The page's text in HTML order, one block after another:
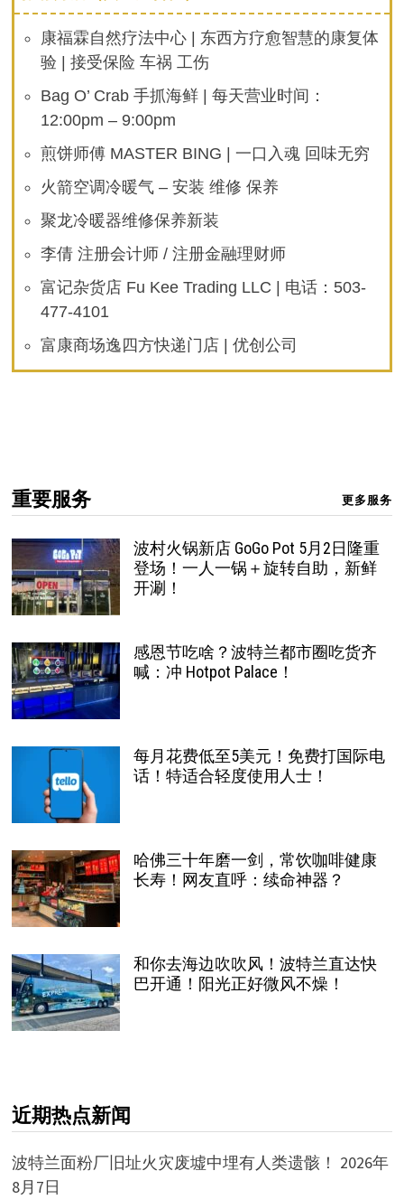
康福霖自然疗法中心 | 东西方疗愈智慧的康复体
验 | 接受保险 车祸 工伤
Bag O’ Crab 手抓海鲜 | 每天营业时间：
12:00pm – 9:00pm
煎饼师傅 MASTER BING | 一口入魂 回味无穷
火箭空调冷暖气 – 安装 维修 保养
聚龙冷暖器维修保养新装
李倩 注册会计师 / 注册金融理财师
富记杂货店 Fu Kee Trading LLC | 电话：503-
477-4101
富康商场逸四方快递门店 | 优创公司
重要服务 更多服务
波村火锅新店 GoGo Pot 5月2日隆重
登场！一人一锅＋旋转自助，新鲜
开涮！
感恩节吃啥？波特兰都市圈吃货齐
喊：冲 Hotpot Palace！
每月花费低至5美元！免费打国际电
话！特适合轻度使用人士！
哈佛三十年磨一剑，常饮咖啡健康
长寿！网友直呼：续命神器？
和你去海边吹吹风！波特兰直达快
巴开通！阳光正好微风不燥！
近期热点新闻
波特兰面粉厂旧址火灾废墟中埋有人类遗骸！ 2026年
8月7日